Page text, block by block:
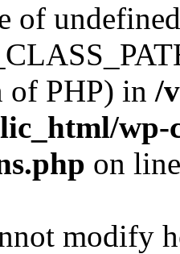
of
of PHP) in /
wp-
on
modify